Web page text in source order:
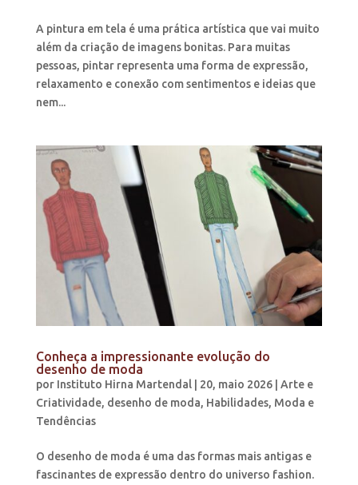
A pintura em tela é uma prática artística que vai muito
além da criação de imagens bonitas. Para muitas
pessoas, pintar representa uma forma de expressão,
relaxamento e conexão com sentimentos e ideias que
nem...
Conheça a impressionante evolução do
desenho de moda
por Instituto Hirna Martendal| 20, maio 2026| Arte e
Criatividade, desenho de moda, Habilidades, Moda e
Tendências
O desenho de moda é uma das formas mais antigas e
fascinantes de expressão dentro do universo fashion.